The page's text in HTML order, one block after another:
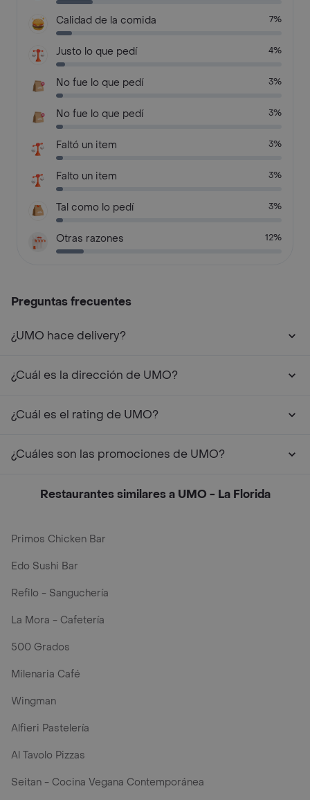
Calidad de la comida 7%
Justo lo que pedí 4%
No fue lo que pedí 3%
No fue lo que pedí 3%
Faltó un item 3%
Falto un item 3%
Tal como lo pedí 3%
Otras razones 12%
Preguntas frecuentes
¿UMO hace delivery?
¿Cuál es la dirección de UMO?
¿Cuál es el rating de UMO?
¿Cuáles son las promociones de UMO?
Restaurantes similares a UMO - La Florida
Primos Chicken Bar
Edo Sushi Bar
Refilo - Sanguchería
La Mora - Cafetería
500 Grados
Milenaria Café
Wingman
Alfieri Pastelería
Al Tavolo Pizzas
Seitan - Cocina Vegana Contemporánea